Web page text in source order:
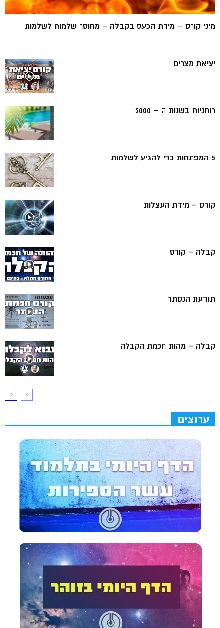
מיני קורס – מידת הכעס בקבלה – מחוסר שלמות לשלמות
יציאת מצרים
רוחניות בשנות ה – 2000
5 המפתחות כדי להגיע לשלמות
קורס – מידת העצלות
קבלה – קורס
תודעת הנסתר
קבלה – מהות חכמת הקבלה
ערוצים